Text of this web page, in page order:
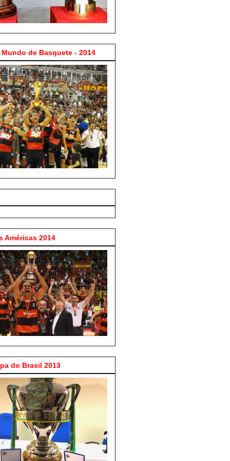
de Basquete - 2014
Américas 2014
do Brasil 2013